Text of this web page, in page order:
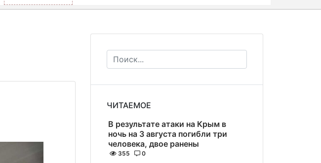
ЧИТАЕМОЕ
В результате атаки на Крым в
ночь на 3 августа погибли три
человека, двое ранены
355 0